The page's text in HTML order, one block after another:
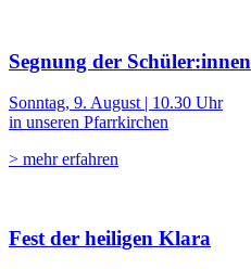
Segnung der Schüler:innen
Sonntag, 9. August | 10.30 Uhr
in unseren Pfarrkirchen
> mehr erfahren
Fest der heiligen Klara